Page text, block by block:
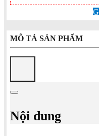
MÔ TẢ SẢN PHẨM
Nội dung